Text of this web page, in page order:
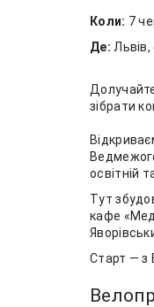
Коли: 7
Де:Львів,
зібрати
освітній
Тут
кафе «Мед
Старт — з